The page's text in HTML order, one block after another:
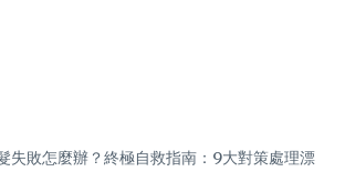
失敗怎麼辦？終極自救指南：9大對策處理漂